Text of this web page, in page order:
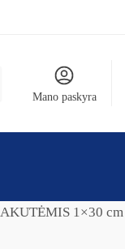
Mano paskyra
1×30 cm